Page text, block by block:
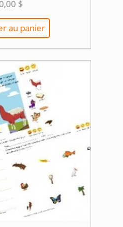
0,00 $
au panier